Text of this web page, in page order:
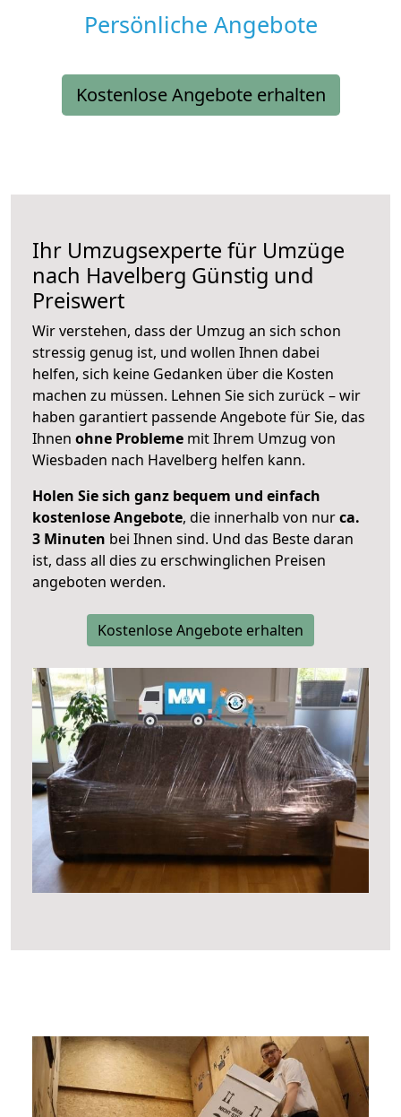
Persönliche Angebote
Kostenlose Angebote erhalten
Ihr Umzugsexperte für Umzüge
nach Havelberg Günstig und
Preiswert
Wir verstehen, dass der Umzug an sich schon
stressig genug ist, und wollen Ihnen dabei
helfen, sich keine Gedanken über die Kosten
machen zu müssen. Lehnen Sie sich zurück – wir
haben garantiert passende Angebote für Sie, das
Ihnen ohne Probleme mit Ihrem Umzug von
Wiesbaden nach Havelberg helfen kann.
Holen Sie sich ganz bequem und einfach
kostenlose Angebote, die innerhalb von nurca.
3 Minuten bei Ihnen sind. Und das Beste daran
ist, dass all dies zu erschwinglichen Preisen
angeboten werden.
Kostenlose Angebote erhalten